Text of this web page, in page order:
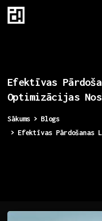
Efektīvas
Optimizācijas
Sākums
Blogs
Efektīvas Pārdošanas